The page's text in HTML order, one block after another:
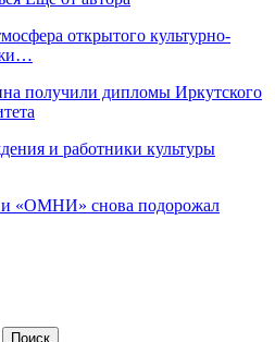
открытого культурно-
получили дипломы Иркутского
и работники культуры
«ОМНИ» снова подорожал